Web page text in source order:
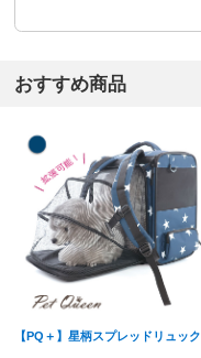
おすすめ商品
【PQ＋】星柄スプレッドリュック